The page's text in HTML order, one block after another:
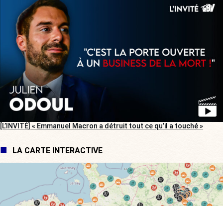
[L’INVITÉ] « Emmanuel Macron a détruit tout ce qu’il a touché »
LA CARTE INTERACTIVE